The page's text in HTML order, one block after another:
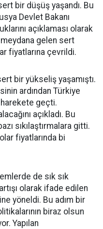
bir düşüş yaşandı. Bu
Devlet Bakanı
açıklaması olarak
gelen sert
fiyatlarına çevrildi.
bir yükseliş yaşamıştı.
ardından Türkiye
geçti.
açıkladı. Bu
sıkılaştırmalara gitti.
fiyatlarında bi
de sık sık
olarak ifade edilen
yöneldi. Bu adım bir
biraz olsun
Yapılan